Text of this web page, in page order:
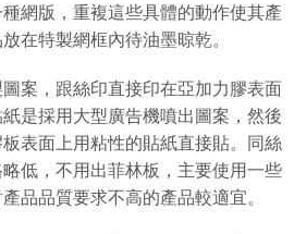
網版，重複這些具體的動作使其產
在特製網框內待油墨晾乾。
圖案，跟絲印直接印在亞加力膠表面
是採用大型廣告機噴出圖案，然後
表面上用粘性的貼紙直接貼。同絲
低，不用出菲林板，主要使用一些
品品質要求不高的產品較適宜。